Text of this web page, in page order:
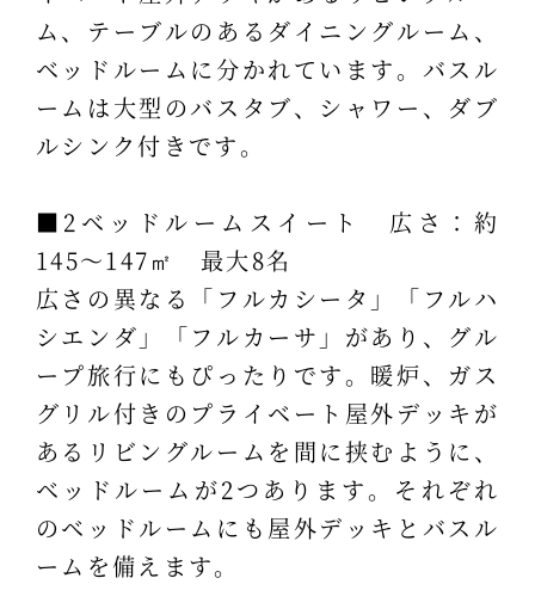
ム、テーブルのあるダイニングルーム、
ベッドルームに分かれています。バスル
ームは大型のバスタブ、シャワー、ダブ
ルシンク付きです。
■2ベッドルームスイート 広さ：約
145～147㎡ 最大8名
広さの異なる「フルカシータ」「フルハ
シエンダ」「フルカーサ」があり、グル
ープ旅行にもぴったりです。暖炉、ガス
グリル付きのプライベート屋外デッキが
あるリビングルームを間に挟むように、
ベッドルームが2つあります。それぞれ
のベッドルームにも屋外デッキとバスル
ームを備えます。